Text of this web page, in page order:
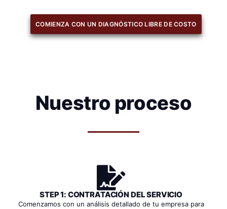
COMIENZA CON UN DIAGNÓSTICO LIBRE DE COSTO
Nuestro proceso
STEP 1: CONTRATACIÓN DEL SERVICIO
Comenzamos con un análisis detallado de tu empresa para